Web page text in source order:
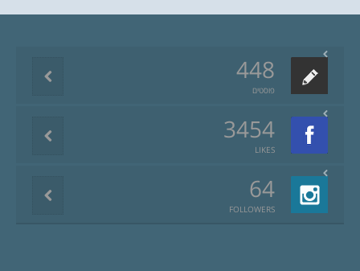
448
פוסטים
3454
LIKES
64
FOLLOWERS